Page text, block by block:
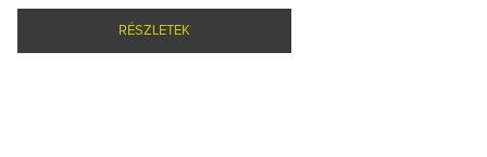
RÉSZLETEK